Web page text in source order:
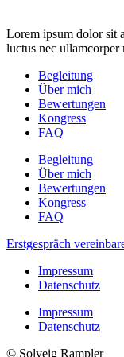
Lorem ipsum dolor sit
luctus nec
Begleitung
Über mich
Bewertungen
Kongress
FAQ
Begleitung
Über mich
Bewertungen
Kongress
FAQ
Erstgespräch
Impressum
Datenschutz
Impressum
Datenschutz
© Solveig Rampler